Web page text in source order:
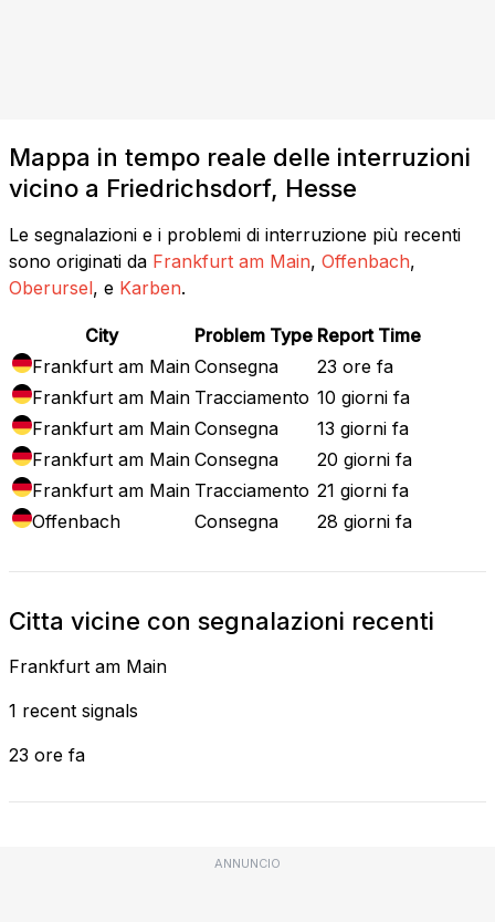
Mappa in tempo reale delle interruzioni
vicino a Friedrichsdorf, Hesse
Le segnalazioni e i problemi di interruzione più recenti
sono originati da Frankfurt am Main, Offenbach,
Oberursel, e Karben.
City Problem Type Report Time
Frankfurt am Main Consegna
23 ore fa
Frankfurt am Main Tracciamento 10 giorni fa
Frankfurt am Main Consegna
13 giorni fa
Frankfurt am Main Consegna
20 giorni fa
Frankfurt am Main Tracciamento 21 giorni fa
Offenbach
Consegna 28 giorni fa
Citta vicine con segnalazioni recenti
Frankfurt am Main
1 recent signals
23 ore fa
ANNUNCIO